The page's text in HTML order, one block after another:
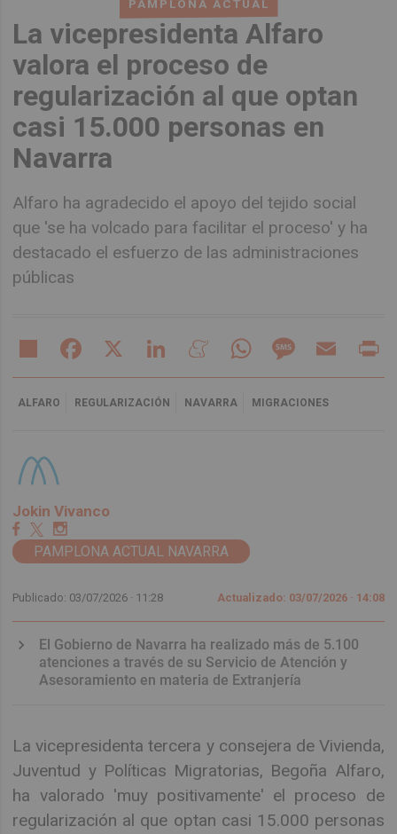
PAMPLONA ACTUAL
La vicepresidenta Alfaro
valora el proceso de
regularización al que optan
casi 15.000 personas en
Navarra
Alfaro ha agradecido el apoyo del tejido social
que 'se ha volcado para facilitar el proceso' y ha
destacado el esfuerzo de las administraciones
públicas
Share Facebook LinkedIn MeneameWhatsAppMessageEmail
ALFARO REGULARIZACIÓN NAVARRA MIGRACIONES
Jokin Vivanco
PAMPLONA ACTUAL NAVARRA
Publicado: 03/07/2026 · 11:28 Actualizado: 03/07/2026 · 14:08
El Gobierno de Navarra ha realizado más de 5.100
atenciones a través de su Servicio de Atención y
Asesoramiento en materia de Extranjería
La vicepresidenta tercera y consejera de Vivienda,
Juventud y Políticas Migratorias, Begoña Alfaro,
ha valorado 'muy positivamente' el proceso de
regularización al que optan casi 15.000 personas